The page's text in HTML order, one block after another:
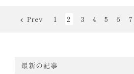
Prev 1 2 3 4 5 6 7
最新の記事